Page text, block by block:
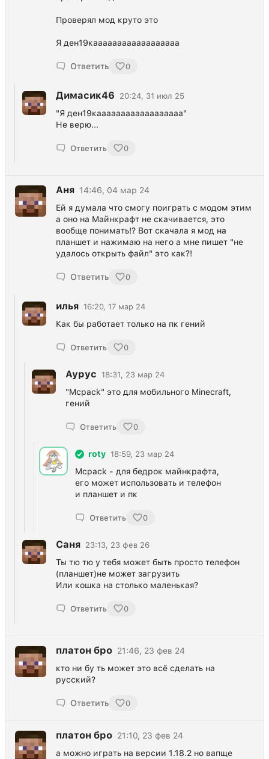
Проверял мод круто это
Я ден19каааааааааааааааааа
Ответить 0
Димасик46 20:24, 31 июл 25
"Я ден19каааааааааааааааааа"
Не верю...
Ответить 0
Аня 14:46, 04 мар 24
Ей я думала что смогу поиграть с модом этим
а оно на Майнкрафт не скачивается, это
вообще понимать!? Вот скачала я мод на
планшет и нажимаю на него а мне пишет "не
удалось открыть файл" это как?!
Ответить 0
илья 16:20, 17 мар 24
Как бы работает только на пк гений
Ответить 0
Аурус 18:31, 23 мар 24
"Mcpack" это для мобильного Minecraft,
гений
Ответить 0
roty 18:59, 23 мар 24
Mcpack - для бедрок майнкрафта,
его может использовать и телефон
и планшет и пк
Ответить 0
Саня 23:13, 23 фев 26
Ты тю тю у тебя может быть просто телефон
(планшет)не может загрузить
Или кошка на столько маленькая?
Ответить 0
платон бро 21:46, 23 фев 24
кто ни бу ть может это всё сделать на
русский?
Ответить 0
платон бро 21:10, 23 фев 24
а можно играть на версии 1.18.2 но вапще